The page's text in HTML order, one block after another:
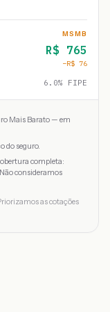
MSMB
R$ 765
−R$ 76
6.0% FIPE
Mais Barato — em
do seguro.
completa:
consideramos
as cotações